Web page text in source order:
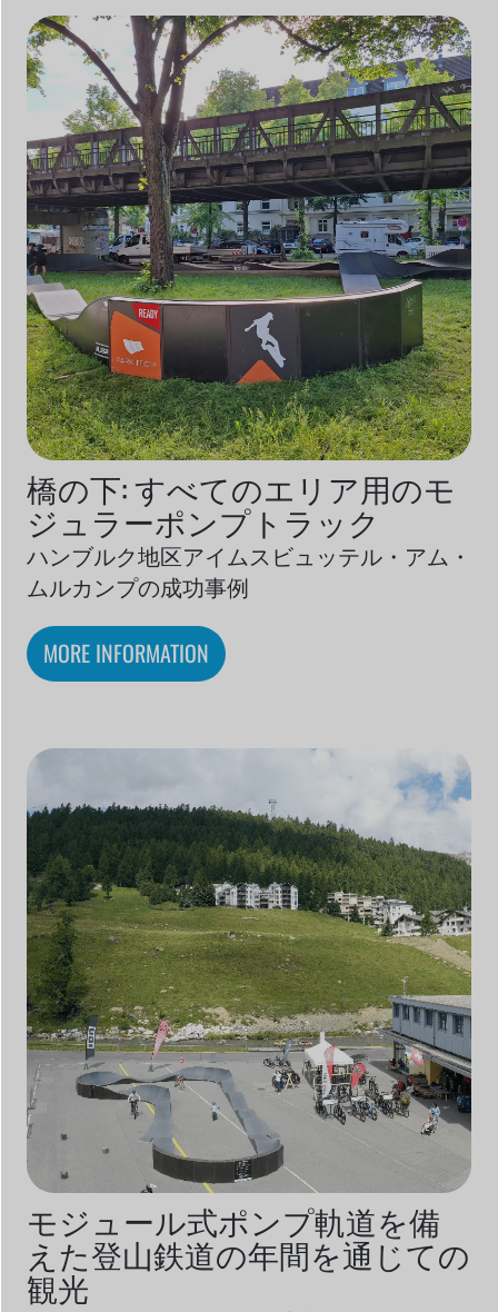
橋の下: すべてのエリア用のモ
ジュラーポンプトラック
ハンブルク地区アイムスビュッテル・アム・
ムルカンプの成功事例
MORE INFORMATION
モジュール式ポンプ軌道を備
えた登山鉄道の年間を通じての
観光